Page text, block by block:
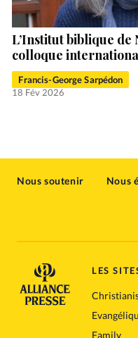
L’Institut biblique
colloque
Francis-George Sarpédon
18 Fév 2026
Nous soutenir Nous
LES
Family